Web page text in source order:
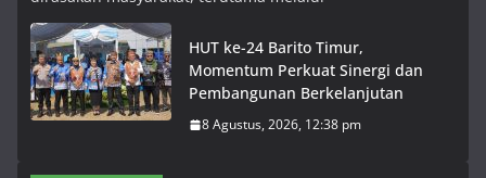
HUT ke-24 Barito Timur,
Momentum Perkuat Sinergi dan
Pembangunan Berkelanjutan
8 Agustus, 2026, 12:38 pm